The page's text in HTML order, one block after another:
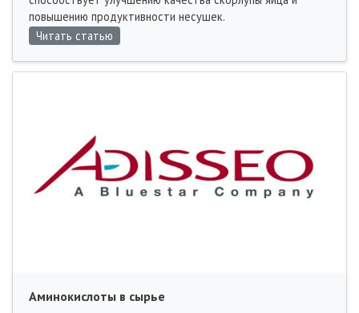
повышению продуктивности несушек.
Читать статью
Аминокислоты в сырье